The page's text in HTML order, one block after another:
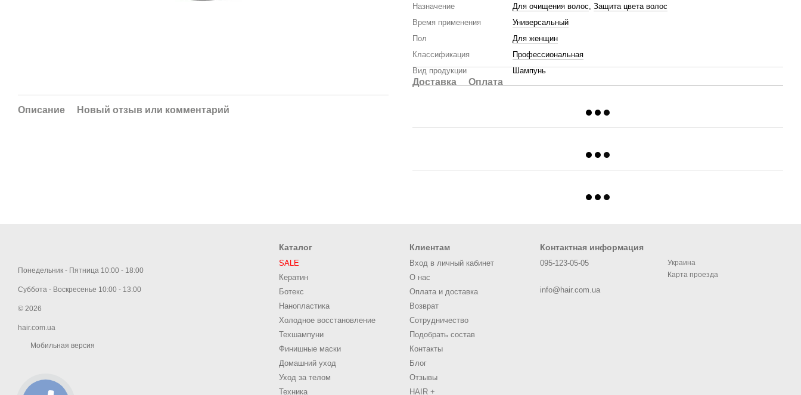
Описание Новый отзыв или комментарий
Назначение
Для очищения волос, Защита цвета волос
Время применения
Универсальный
Пол
Для женщин
Классификация
Профессиональная
Вид продукции
Шампунь
Доставка Оплата
Понедельник - Пятница 10:00 - 18:00
Суббота - Воскресенье 10:00 - 13:00
© 2026
hair.com.ua
Мобильная версия
Каталог
SALE
Кератин
Ботекс
Нанопластика
Холодное восстановление
Техшампуни
Финишные маски
Домашний уход
Уход за телом
Техника
Клиентам
Вход в личный кабинет
О нас
Оплата и доставка
Возврат
Сотрудничество
Подобрать состав
Контакты
Блог
Отзывы
HAIR +
Контактная информация
095-123-05-05
info@hair.com.ua
Украина
Карта проезда